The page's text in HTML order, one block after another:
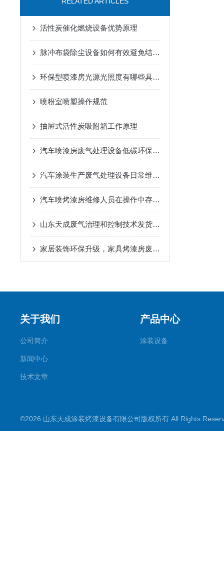
活性炭催化燃烧设备优势原理
脉冲布袋除尘设备如何有效避免结露？
环保型喷漆房光源光照度有哪些具体要求？
喷粉室喷塑操作规范
抽屉式活性炭吸附箱工作原理
汽车喷漆房废气处理设备低碳环保，健康生产
汽车涂装生产废气处理设备日常维护指南
汽车喷烤漆房维修人员在操作中存在哪些误区
山东天成废气治理和控制技术发货连云港
家居装饰环保升级，家具烤漆房废气处理设备的革新
关于我们
公司简介
新闻中心
技术文章
产品中心
涂装设备
©2026 山东天成涂装烤漆设备有限公司版权所有 All Rights